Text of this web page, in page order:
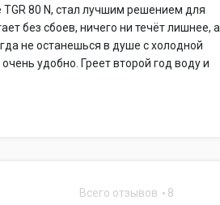
TGR 80 N, стал лучшим решением для
без сбоев, ничего ни течёт лишнее, а
не останешься в душе с холодной
удобно. Греет второй год воду и
Всего отзывов 8